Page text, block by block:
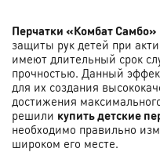
Перчатки «Комбат Самбо»
защиты рук детей при
имеют длительный срок
прочностью. Данный
для их создания
достижения
решили купить детские
необходимо правильно
широком его месте.